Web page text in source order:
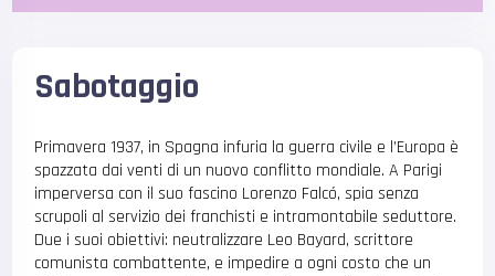
Sabotaggio
Primavera 1937, in Spagna infuria la guerra civile e l’Europa è
spazzata dai venti di un nuovo conflitto mondiale. A Parigi
imperversa con il suo fascino Lorenzo Falcó, spia senza
scrupoli al servizio dei franchisti e intramontabile seduttore.
Due i suoi obiettivi: neutralizzare Leo Bayard, scrittore
comunista combattente, e impedire a ogni costo che un